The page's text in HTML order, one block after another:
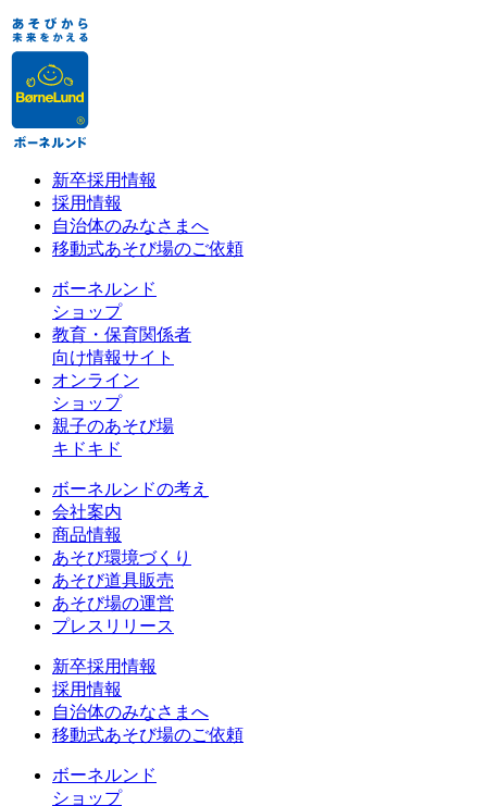
新卒採用情報
採用情報
自治体のみなさまへ
移動式あそび場のご依頼
ボーネルンド
ショップ
教育・保育関係者
向け情報サイト
オンライン
ショップ
親子のあそび場
キドキド
ボーネルンドの考え
会社案内
商品情報
あそび環境づくり
あそび道具販売
あそび場の運営
プレスリリース
新卒採用情報
採用情報
自治体のみなさまへ
移動式あそび場のご依頼
ボーネルンド
ショップ